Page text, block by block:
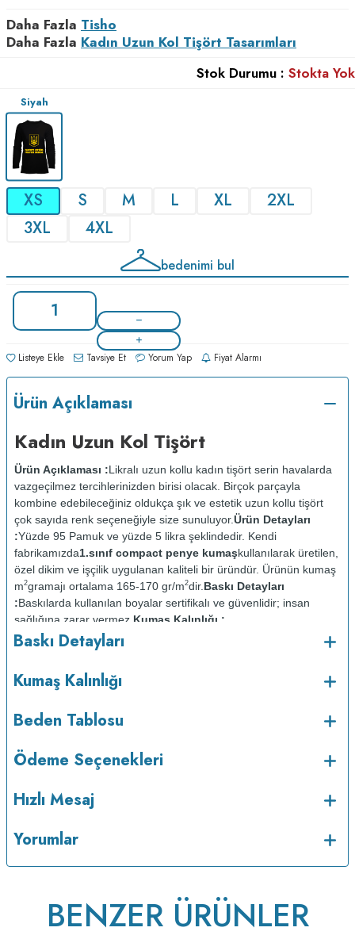
Daha Fazla Tisho
Daha Fazla Kadın Uzun Kol Tişört Tasarımları
Stok Durumu : Stokta Yok
Siyah
XS S M L XL
2XL
3XL
4XL
bedenimi bul
Listeye Ekle Tavsiye Et Yorum Yap Fiyat Alarmı
Ürün Açıklaması
Kadın Uzun Kol Tişört
Ürün Açıklaması :Likralı uzun kollu kadın tişört serin havalarda
vazgeçilmez tercihlerinizden birisi olacak. Birçok parçayla
kombine edebileceğiniz oldukça şık ve estetik uzun kollu tişört
çok sayıda renk seçeneğiyle size sunuluyor.Ürün Detayları
:Yüzde 95 Pamuk ve yüzde 5 likra şeklindedir. Kendi
fabrikamızda1.sınıf compact penye kumaşkullanılarak üretilen,
özel dikim ve işçilik uygulanan kaliteli bir üründür. Ürünün kumaş
m2gramajı ortalama 165-170 gr/m2dir. Baskı Detayları
:Baskılarda kullanılan boyalar sertifikalı ve güvenlidir; insan
sağlığına zarar vermez. Kumaş Kalınlığı :
yapılmaz.
Kurutma makinesinde kurutulmaz. Orta ısıda ve tersten
ütülenir.
Baskı Detayları
Kumaş Kalınlığı
Beden Tablosu
Ödeme Seçenekleri
Hızlı Mesaj
Yorumlar
BENZER ÜRÜNLER